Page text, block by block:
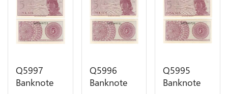
Q5997
Banknote
Q5996
Banknote
Q5995
Banknote